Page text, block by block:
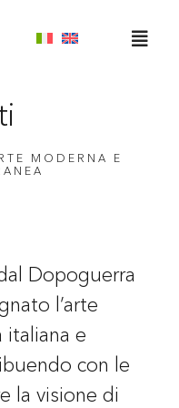
MODERNA E
Dopoguerra
l’arte
italiana e
con le
la visione di